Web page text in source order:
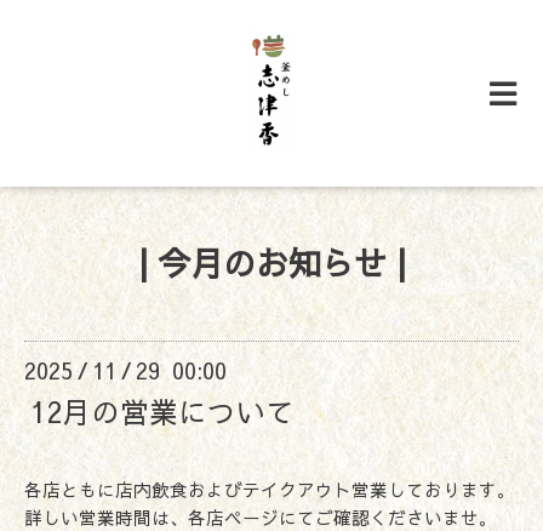
| 今月のお知らせ |
2025 / 11 / 29 00:00
12月の営業について
各店ともに店内飲食およびテイクアウト営業しております。
詳しい営業時間は、各店ページにてご確認くださいませ。